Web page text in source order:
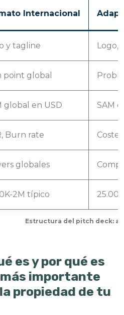
Estructura del pitch deck:
Internacional
y tagline Logo,
point global
global en USD SAM
Burn rate
globales
2M típico
es y por qué es
importante
propiedad de tu